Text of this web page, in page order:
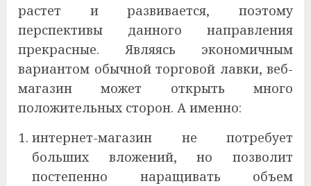
растет и развивается, поэтому
перспективы данного направления
прекрасные. Являясь экономичным
вариантом обычной торговой лавки, веб-
магазин может открыть много
положительных сторон. А именно:
интернет-магазин не потребует
больших вложений, но позволит
постепенно наращивать объем